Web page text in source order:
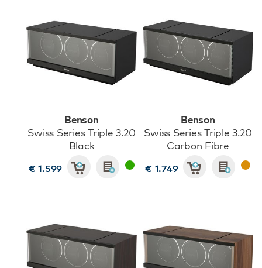
Benson
Swiss Series Triple 3.20
Black
€ 1.599
Benson
Swiss Series Triple 3.20
Carbon Fibre
€ 1.749